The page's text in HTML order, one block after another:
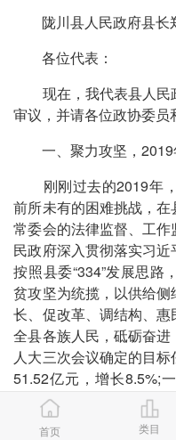
陇川县人民政府县长
各位代表：
现在，我代表县人民
审议，并请各位政协委员
一、聚力攻坚，2019
刚刚过去的2019年，
前所未有的困难挑战，
常委会的法律监督、工
民政府深入贯彻落实习近
按照县委“334”发展思路
贫攻坚为统揽，以供给
长、促改革、调结构、
全县各族人民，砥砺奋
人大三次会议确定的目
51.52亿元，增长8.5%;
33.4%;固定资产投资44
总额10.39亿元，增长
首页 类目